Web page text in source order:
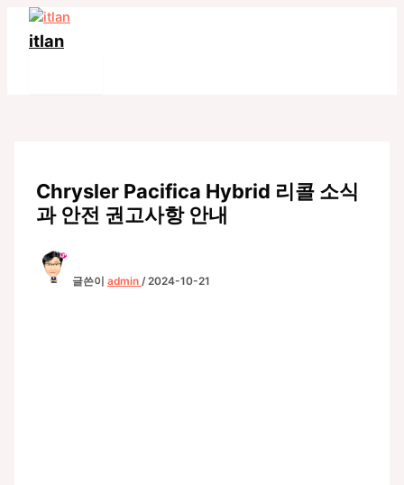
itlan
Chrysler Pacifica Hybrid 리콜 소식
과 안전 권고사항 안내
글쓴이 admin /2024-10-21